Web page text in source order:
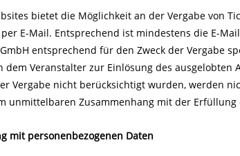
bietet die Möglichkeit an der Vergabe von
E-Mail. Entsprechend ist mindestens die E-
entsprechend für den Zweck der Vergabe
dem Veranstalter zur Einlösung des
Vergabe nicht berücksichtigt wurden, werden
unmittelbaren Zusammenhang mit der Erfüllung
mit personenbezogenen Daten